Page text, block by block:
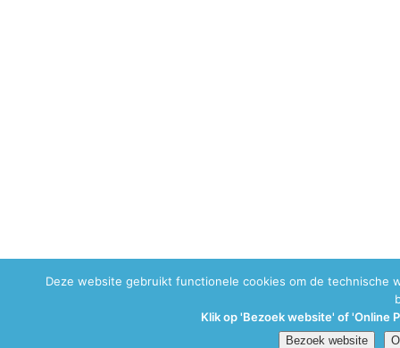
Deze website gebruikt functionele cookies om de technische
Klik op 'Bezoek website' of 'Online
Bezoek website